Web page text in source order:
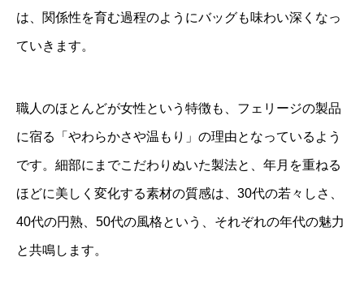
は、関係性を育む過程のようにバッグも味わい深くなっ
ていきます。
職人のほとんどが女性という特徴も、フェリージの製品
に宿る「やわらかさや温もり」の理由となっているよう
です。細部にまでこだわりぬいた製法と、年月を重ねる
ほどに美しく変化する素材の質感は、30代の若々しさ、
40代の円熟、50代の風格という、それぞれの年代の魅力
と共鳴します。